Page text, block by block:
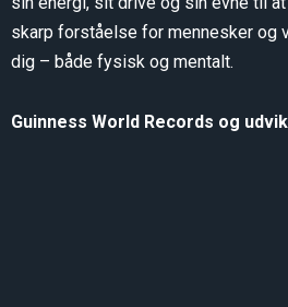
skarp forståelse for mennesker og
dig – både fysisk og mentalt.
Guinness World Records og